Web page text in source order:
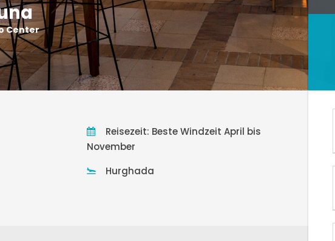
Center
Reisezeit: Beste Windzeit April bis
November
Hurghada